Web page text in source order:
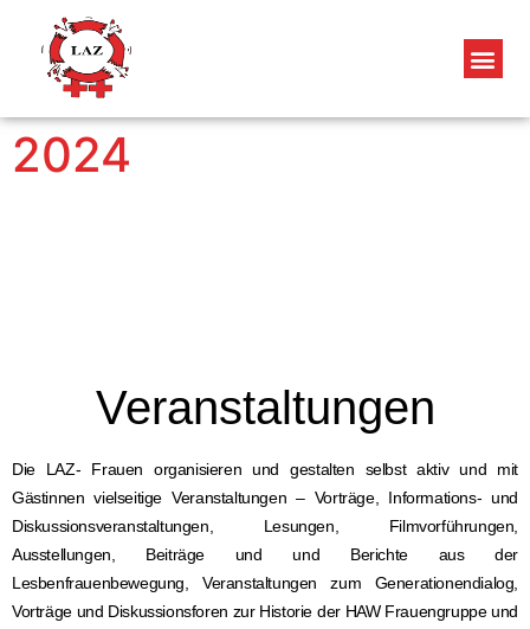
2024
Veranstaltungen
Die LAZ- Frauen organisieren und gestalten selbst aktiv und mit
Gästinnen vielseitige Veranstaltungen – Vorträge, Informations- und
Diskussionsveranstaltungen, Lesungen, Filmvorführungen,
Ausstellungen, Beiträge und und Berichte aus der
Lesbenfrauenbewegung, Veranstaltungen zum Generationendialog,
Vorträge und Diskussionsforen zur Historie der HAW Frauengruppe und